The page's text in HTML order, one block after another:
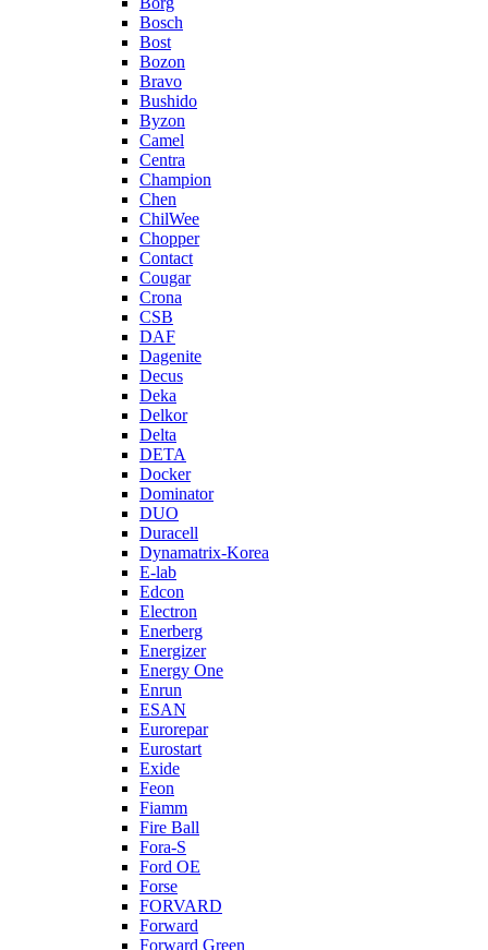
Bosch
Bost
Bozon
Bravo
Bushido
Byzon
Camel
Centra
Champion
Chen
ChilWee
Chopper
Contact
Cougar
Crona
CSB
DAF
Dagenite
Decus
Deka
Delkor
Delta
DETA
Docker
Dominator
DUO
Duracell
Dynamatrix-Korea
E-lab
Edcon
Electron
Enerberg
Energizer
Energy One
Enrun
ESAN
Eurorepar
Eurostart
Exide
Feon
Fiamm
Fire Ball
Fora-S
Ford OE
Forse
FORVARD
Forward
Forward Green